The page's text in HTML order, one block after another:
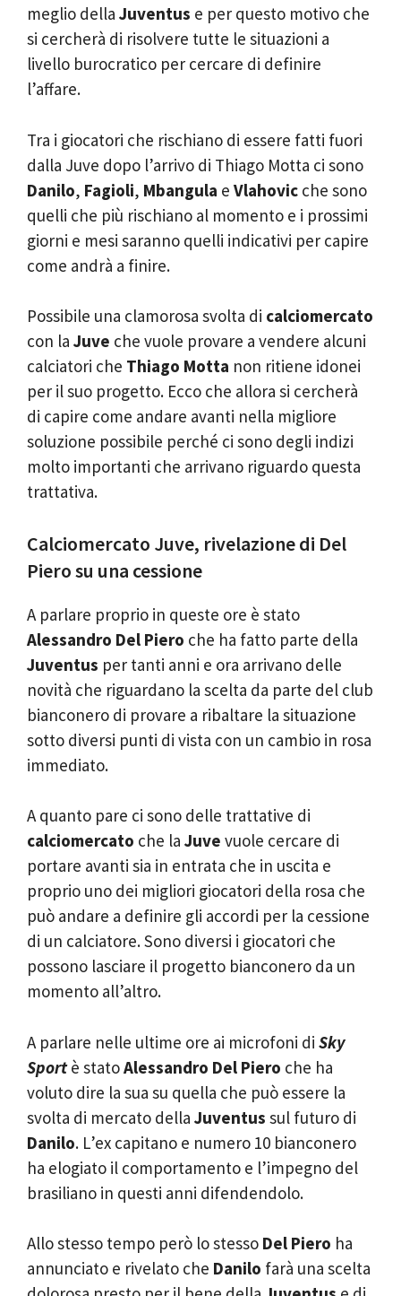
meglio della Juventus e per questo motivo che
si cercherà di risolvere tutte le situazioni a
livello burocratico per cercare di definire
l’affare.
Tra i giocatori che rischiano di essere fatti fuori
dalla Juve dopo l’arrivo di Thiago Motta ci sono
Danilo, Fagioli, Mbangula e Vlahovic che sono
quelli che più rischiano al momento e i prossimi
giorni e mesi saranno quelli indicativi per capire
come andrà a finire.
Possibile una clamorosa svolta di calciomercato
con la Juve che vuole provare a vendere alcuni
calciatori che Thiago Motta non ritiene idonei
per il suo progetto. Ecco che allora si cercherà
di capire come andare avanti nella migliore
soluzione possibile perché ci sono degli indizi
molto importanti che arrivano riguardo questa
trattativa.
Calciomercato Juve, rivelazione di Del
Piero su una cessione
A parlare proprio in queste ore è stato
Alessandro Del Piero che ha fatto parte della
Juventus per tanti anni e ora arrivano delle
novità che riguardano la scelta da parte del club
bianconero di provare a ribaltare la situazione
sotto diversi punti di vista con un cambio in rosa
immediato.
A quanto pare ci sono delle trattative di
calciomercato che la Juve vuole cercare di
portare avanti sia in entrata che in uscita e
proprio uno dei migliori giocatori della rosa che
può andare a definire gli accordi per la cessione
di un calciatore. Sono diversi i giocatori che
possono lasciare il progetto bianconero da un
momento all’altro.
A parlare nelle ultime ore ai microfoni di Sky
Sport è statoAlessandro Del Piero che ha
voluto dire la sua su quella che può essere la
svolta di mercato della Juventus sul futuro di
Danilo. L’ex capitano e numero 10 bianconero
ha elogiato il comportamento e l’impegno del
brasiliano in questi anni difendendolo.
Allo stesso tempo però lo stesso Del Piero ha
annunciato e rivelato che Danilo farà una scelta